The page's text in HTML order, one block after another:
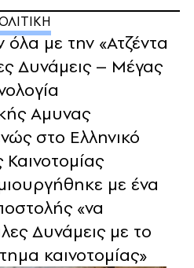
όλα με την «Ατζέντα
Δυνάμεις – Μέγας
Αμυνας
στο Ελληνικό
με ένα
«να
Δυνάμεις με το
καινοτομίας»